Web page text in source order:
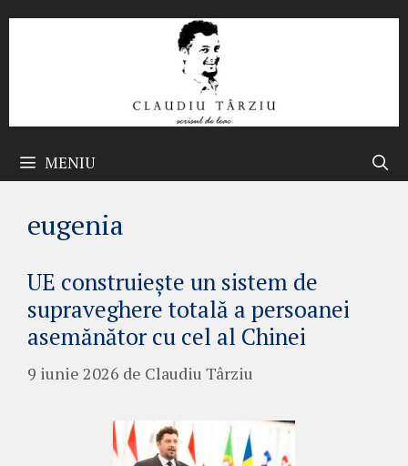
MENIU
eugenia
UE construiește un sistem de
supraveghere totală a persoanei
asemănător cu cel al Chinei
9 iunie 2026 de Claudiu Târziu